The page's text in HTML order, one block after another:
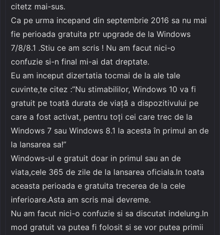
citetz mai-sus.
Ca pe urma incepand din septembrie 2016 sa nu mai
fie perioada gratuita ptr upgrade de la Windows
7/8/8.1 .Stiu ce am scris ! Nu am facut nici-o
confuzie si-n final mi-ai dat dreptate.
Eu am inceput dizertatia tocmai de la ale tale
cuvinte,te citez :”Nu stimabililor, Windows 10 va fi
gratuit pe toată durata de viață a dispozitivului pe
care a fost activat, pentru toți cei care trec de la
Windows 7 sau Windows 8.1 la acesta în primul an de
la lansarea sa!”
Windows-ul e gratuit doar in primul sau an de
viata,cele 365 de zile de la lansarea oficiala.In toata
aceasta perioada e gratuita trecerea de la cele
inferioare.Asta am scris mai devreme.
Nu am facut nici-o confuzie si sa discutat indelung.In
mod gratuit va putea fi folosit si se vor putea primii